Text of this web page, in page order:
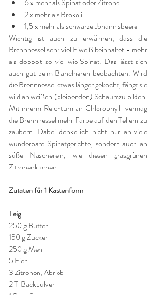
6 x mehr als Spinat oder Zitrone
2 x mehr als Brokoli
1,5 x mehr als schwarze Johannisbeere
Wichtig ist auch zu erwähnen, dass die
Brennnessel sehr viel Eiweiß beinhaltet - mehr
als doppelt so viel wie Spinat. Das lässt sich
auch gut beim Blanchieren beobachten. Wird
die Brennnessel etwas länger gekocht, fängt sie
wild an weißen (bleibenden) Schaumzu bilden.
Mit ihrerm Reichtum an Chlorophyll  vermag
die Brennnessel mehr Farbe auf den Tellern zu
zaubern. Dabei denke ich nicht nur an viele
wunderbare Spinatgerichte, sondern auch an
süße Nascherein, wie diesen grasgrünen
Zitronenkuchen.
Zutaten für 1 Kastenform
Teig
250 g Butter
150 g Zucker
250 g Mehl
5 Eier
3 Zitronen, Abrieb
2 Tl Backpulver